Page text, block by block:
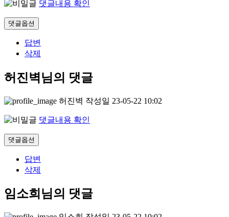
댓글내용 확인
댓글옵션
답변
삭제
허진벽님의 댓글
허진벽 작성일 23-05-22 10:02
댓글내용 확인
댓글옵션
답변
삭제
임소희님의 댓글